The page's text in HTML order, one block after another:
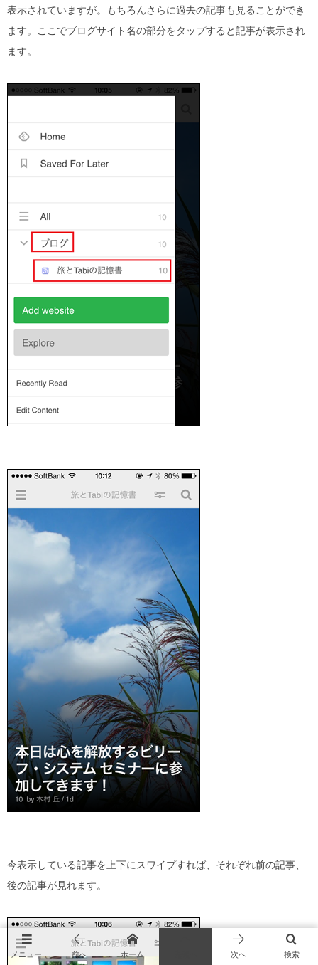
表示されていますが。もちろんさらに過去の記事も見ることができ
ます。ここでブログサイト名の部分をタップすると記事が表示され
ます。
今表示している記事を上下にスワイプすれば、それぞれ前の記事、
後の記事が見れます。
メニュー 検索
前へ ホーム 次へ